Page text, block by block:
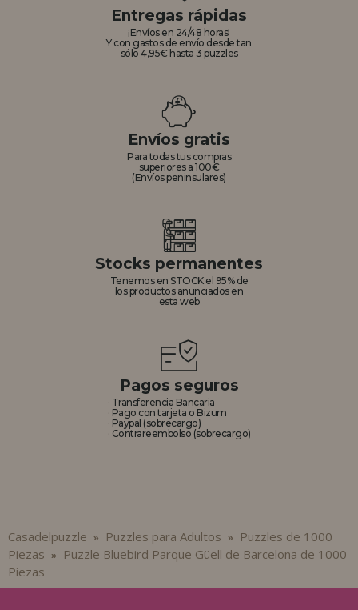
Entregas rápidas
¡Envíos en 24/48 horas!
Y con gastos de envío desde tan
sólo 4,95€ hasta 3 puzzles
Envíos gratis
Para todas tus compras
superiores a 100€
(Envíos peninsulares)
Stocks permanentes
Tenemos en STOCK el 95% de
los productos anunciados en
esta web
Pagos seguros
· Transferencia Bancaria
· Pago con tarjeta o Bizum
· Paypal (sobrecargo)
· Contrareembolso (sobrecargo)
Casadelpuzzle » Puzzles para Adultos »
Puzzles de 1000
Piezas »
Puzzle Bluebird Parque Güell de Barcelona de 1000
Piezas